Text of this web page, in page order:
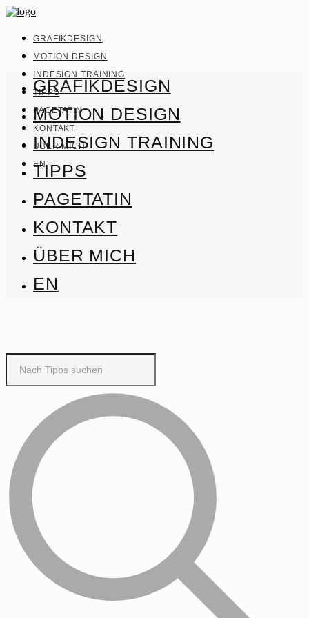
GRAFIKDESIGN
MOTION DESIGN
INDESIGN TRAINING
TIPPS
PAGETATIN
KONTAKT
ÜBER MICH
EN
GRAFIKDESIGN
MOTION DESIGN
INDESIGN TRAINING
TIPPS
PAGETATIN
KONTAKT
ÜBER MICH
EN